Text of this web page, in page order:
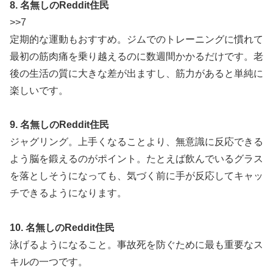
8. 名無しのReddit住民
>>7
定期的な運動もおすすめ。ジムでのトレーニングに慣れて
最初の筋肉痛を乗り越えるのに数週間かかるだけです。老
後の生活の質に大きな差が出ますし、筋力があると単純に
楽しいです。
9. 名無しのReddit住民
ジャグリング。上手くなることより、無意識に反応できる
よう脳を鍛えるのがポイント。たとえば飲んでいるグラス
を落としそうになっても、気づく前に手が反応してキャッ
チできるようになります。
10. 名無しのReddit住民
泳げるようになること。事故死を防ぐために最も重要なス
キルの一つです。